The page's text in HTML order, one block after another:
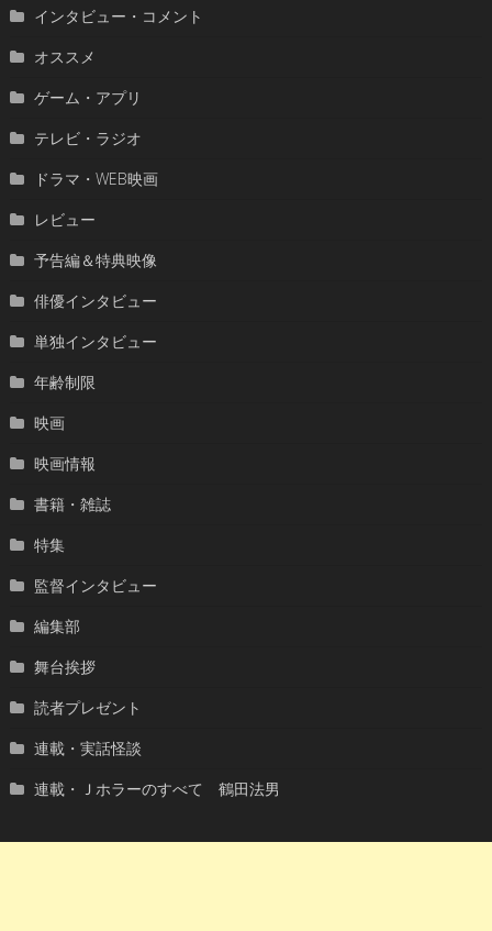
インタビュー・コメント
オススメ
ゲーム・アプリ
テレビ・ラジオ
ドラマ・WEB映画
レビュー
予告編＆特典映像
俳優インタビュー
単独インタビュー
年齢制限
映画
映画情報
書籍・雑誌
特集
監督インタビュー
編集部
舞台挨拶
読者プレゼント
連載・実話怪談
連載・Ｊホラーのすべて 鶴田法男